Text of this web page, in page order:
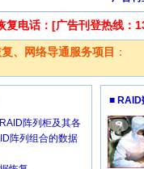
复电话：[广告刊登热线：
、网络导通服务项目 ：
阵列柜及其各
阵列组合的数据
■ RAID